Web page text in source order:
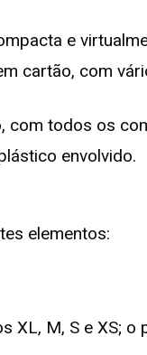
e
cartão, com
com todos os
envolvido.
elementos:
XL, M, S e XS;